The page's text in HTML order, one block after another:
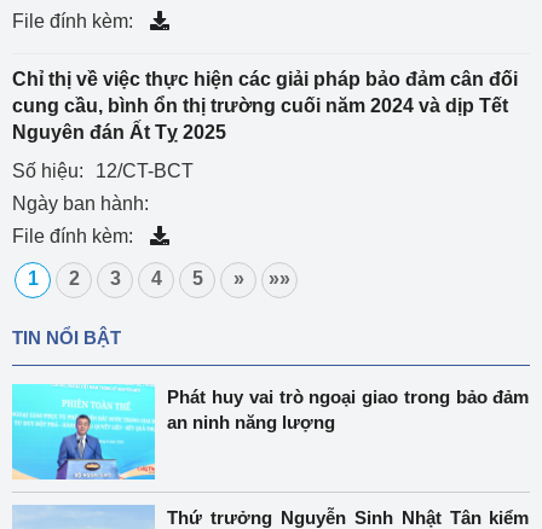
File đính kèm:
Chỉ thị về việc thực hiện các giải pháp bảo đảm cân đối
cung cầu, bình ổn thị trường cuối năm 2024 và dịp Tết
Nguyên đán Ất Tỵ 2025
Số hiệu:
12/CT-BCT
Ngày ban hành:
File đính kèm:
1 2 3 4 5 » »»
TIN NỔI BẬT
Phát huy vai trò ngoại giao trong bảo đảm
an ninh năng lượng
Thứ trưởng Nguyễn Sinh Nhật Tân kiểm